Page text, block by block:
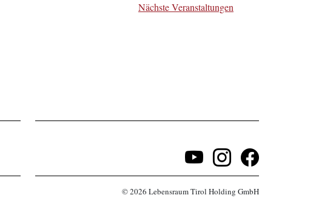
NächsteVeranstaltungen
© 2026 Lebensraum Tirol Holding GmbH